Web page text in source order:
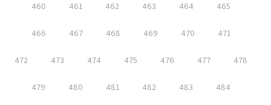
460 461 462 463 464 465
466 467 468 469 470 471
472 473 474 475 476 477 478
479 480 481 482 483 484